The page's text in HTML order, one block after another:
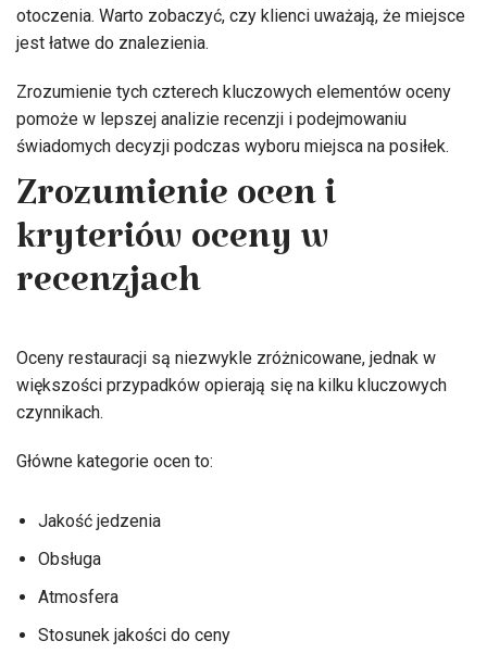
otoczenia. Warto zobaczyć, czy klienci uważają, że miejsce
jest łatwe do znalezienia.
Zrozumienie tych czterech kluczowych elementów oceny
pomoże w lepszej analizie recenzji i podejmowaniu
świadomych decyzji podczas wyboru miejsca na posiłek.
Zrozumienie ocen i
kryteriów oceny w
recenzjach
Oceny restauracji są niezwykle zróżnicowane, jednak w
większości przypadków opierają się na kilku kluczowych
czynnikach.
Główne kategorie ocen to:
Jakość jedzenia
Obsługa
Atmosfera
Stosunek jakości do ceny